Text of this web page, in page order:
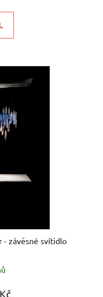
- závěsné svítidlo